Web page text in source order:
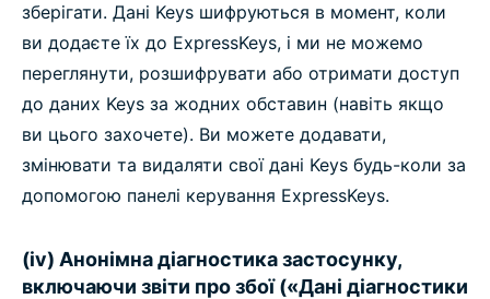
зберігати. Дані Keys шифруються в момент, коли
ви додаєте їх до ExpressKeys, і ми не можемо
переглянути, розшифрувати або отримати доступ
до даних Keys за жодних обставин (навіть якщо
ви цього захочете). Ви можете додавати,
змінювати та видаляти свої дані Keys будь-коли за
допомогою панелі керування ExpressKeys.
(iv) Анонімна діагностика застосунку,
включаючи звіти про збої («Дані діагностики